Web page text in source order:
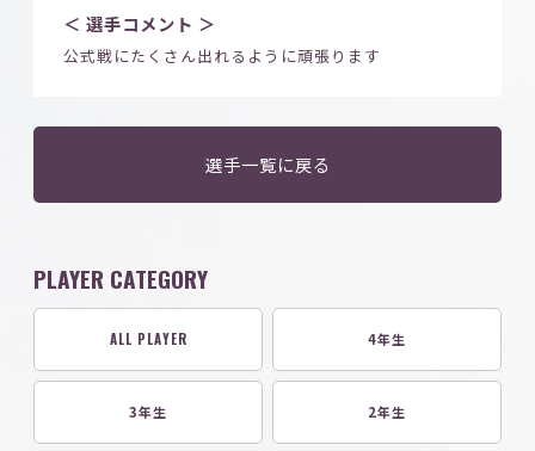
＜ 選手コメント ＞
公式戦にたくさん出れるように頑張ります
選手一覧に戻る
PLAYER CATEGORY
ALL PLAYER 4年生
3年生 2年生